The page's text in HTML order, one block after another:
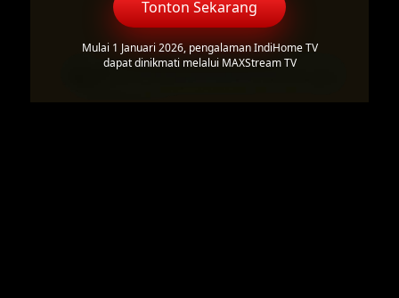
Tonton Sekarang
Mulai 1 Januari 2026, pengalaman IndiHome TV
dapat dinikmati melalui MAXStream TV